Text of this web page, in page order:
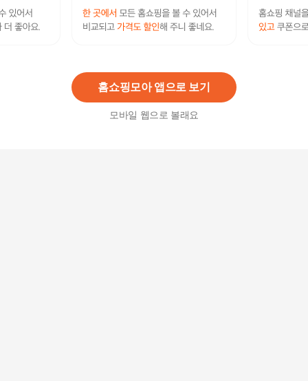
홈쇼핑모아 앱으로 보기
모바일 웹으로 볼래요
여성 헤이즈2차 브라팬티세트 6종